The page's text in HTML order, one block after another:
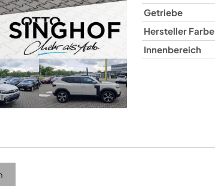
Getriebe
Hersteller Farbe
Innenbereich